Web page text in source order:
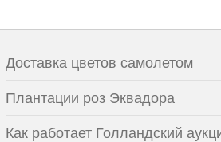
Доставка цветов самолетом
Плантации роз Эквадора
Как работает Голландский